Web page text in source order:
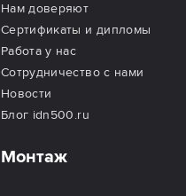
Нам доверяют
Сертификаты и дипломы
Работа у нас
Сотрудничество с нами
Новости
Блог idn500.ru
Монтаж